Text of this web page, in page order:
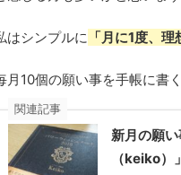
はシンプルに 「月に1度、
月10個の願い事を手帳に書
関連記事
新月の願
（keiko）